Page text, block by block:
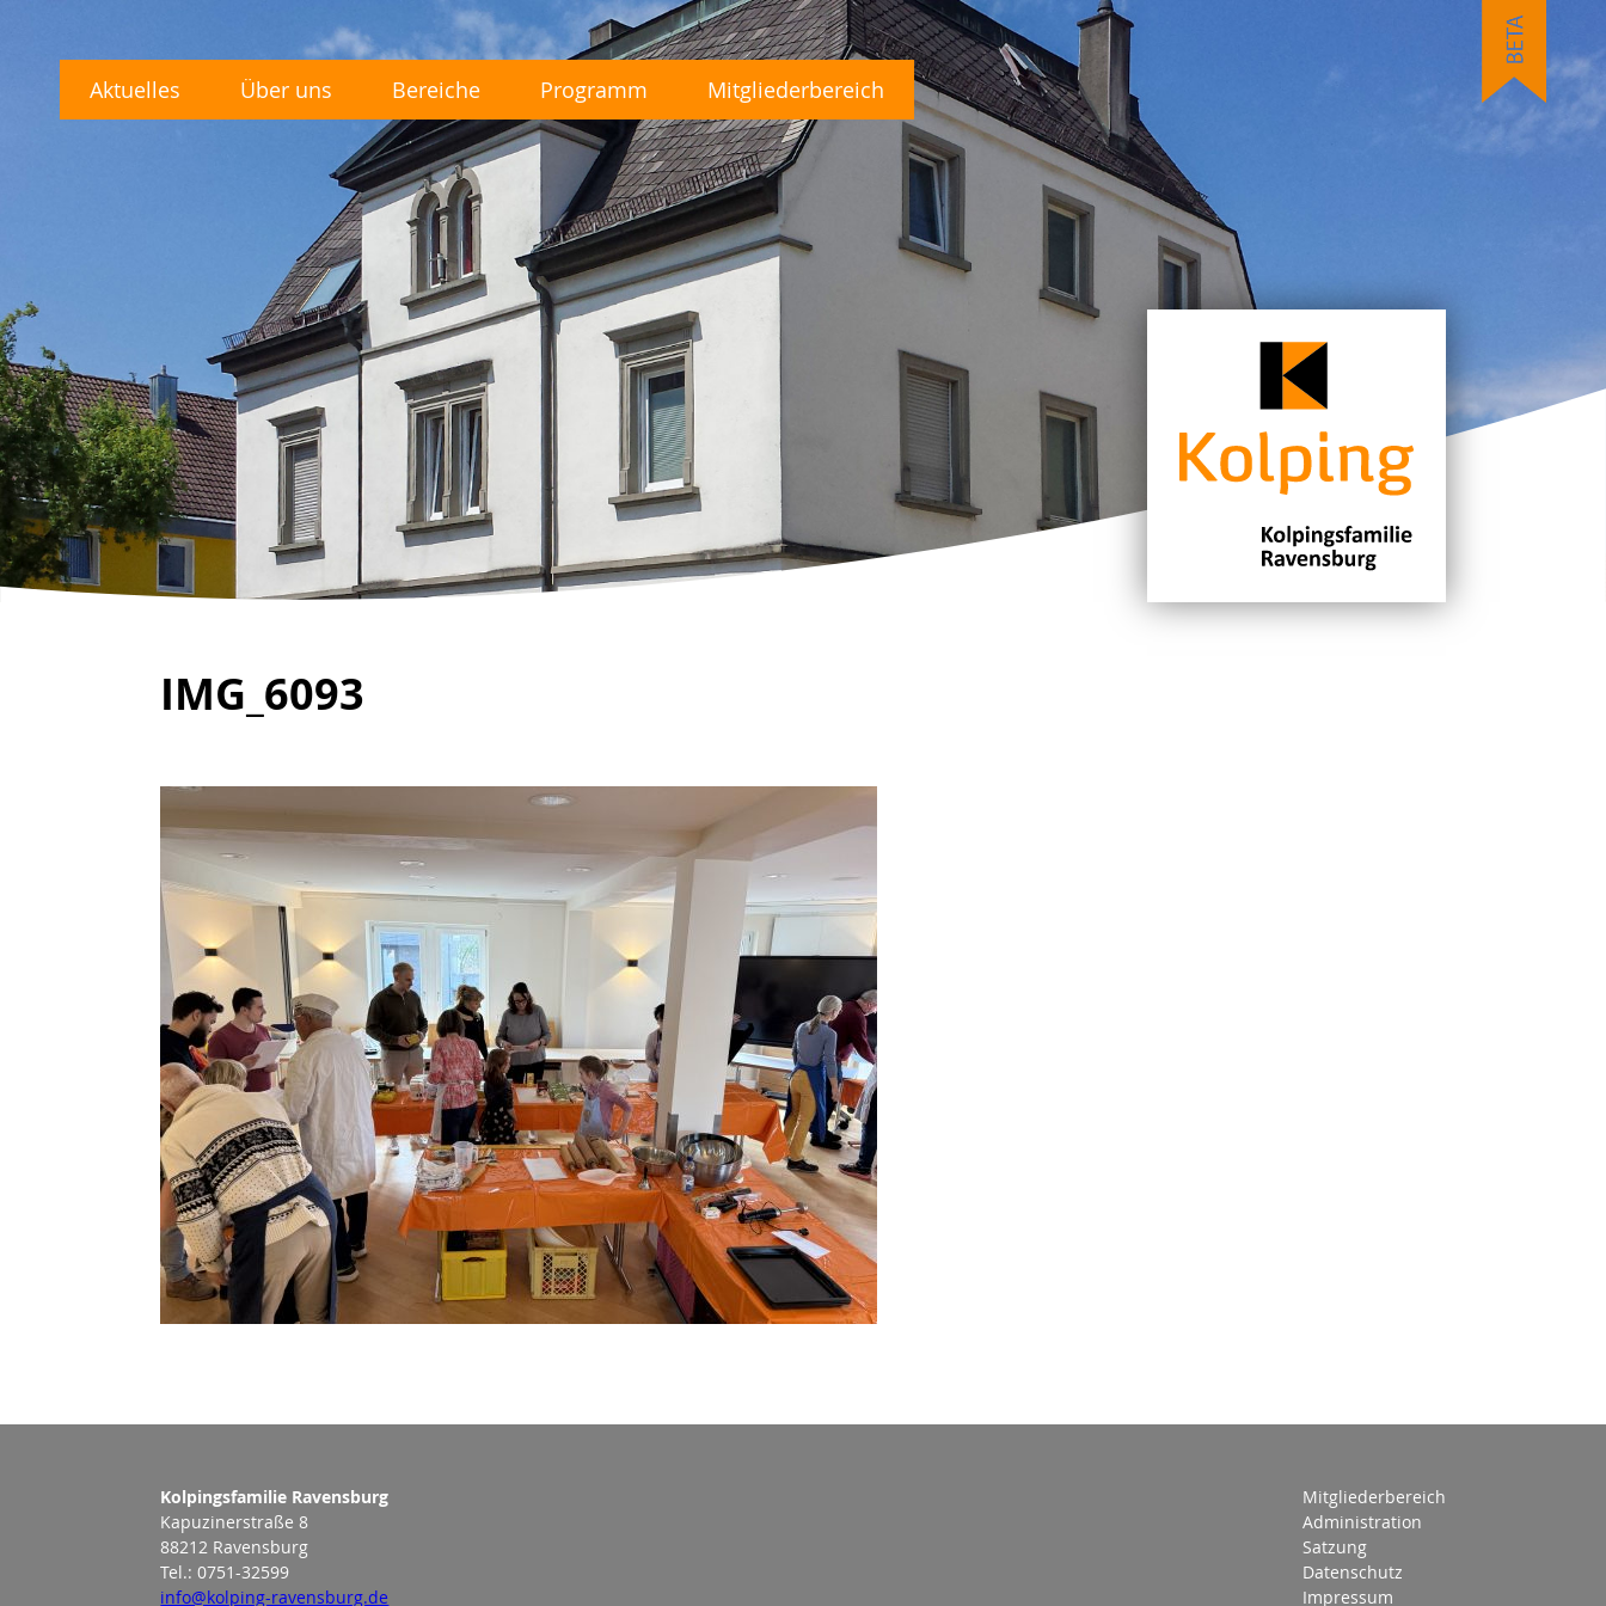
Aktuelles Über uns Bereiche Programm Mitgliederbereich
IMG_6093
Kolpingsfamilie Ravensburg
Kapuzinerstraße 8
88212 Ravensburg
Tel.: 0751-32599
info@kolping-ravensburg.de
Mitgliederbereich
Administration
Satzung
Datenschutz
Impressum